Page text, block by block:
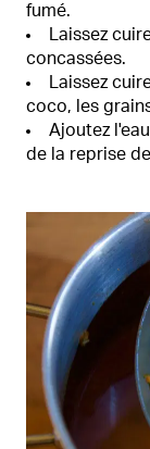
fumé.
Laissez
concassées.
Laissez
coco, les
Ajoutez
de la reprise